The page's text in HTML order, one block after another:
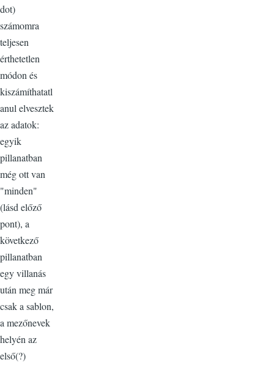
dot)
számomra
teljesen
érthetetlen
módon és
kiszámíthatatl
anul elvesztek
az adatok:
egyik
pillanatban
még ott van
"minden"
(lásd előző
pont), a
következő
pillanatban
egy villanás
után meg már
csak a sablon,
a mezőnevek
helyén az
első(?)